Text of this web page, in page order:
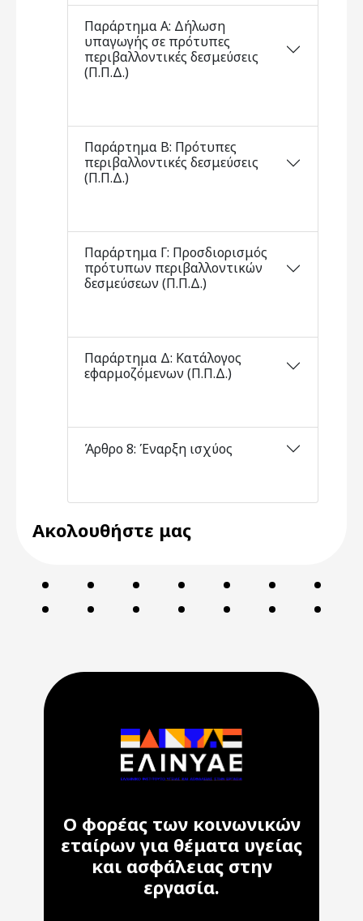
Παράρτημα Α: Δήλωση
υπαγωγής σε πρότυπες
περιβαλλοντικές δεσμεύσεις
(Π.Π.Δ.)
Παράρτημα Β: Πρότυπες
περιβαλλοντικές δεσμεύσεις
(Π.Π.Δ.)
Παράρτημα Γ: Προσδιορισμός
πρότυπων περιβαλλοντικών
δεσμεύσεων (Π.Π.Δ.)
Παράρτημα Δ: Κατάλογος
εφαρμοζόμενων (Π.Π.Δ.)
Άρθρο 8: Έναρξη ισχύος
Ακολουθήστε μας
Ο φορέας των κοινωνικών
εταίρων για θέματα υγείας
και ασφάλειας στην
εργασία.